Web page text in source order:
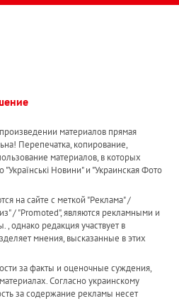
материалов прямая
Перепечатка, копирование,
материалов, в которых
"Українськi Новини" и "Украинская Фото
на сайте с меткой "Реклама" /
/ "Promoted", являются рекламными и
, однако редакция участвует в
мнения, высказанные в этих
за факты и оценочные суждения,
Согласно украинскому
за содержание рекламы несет